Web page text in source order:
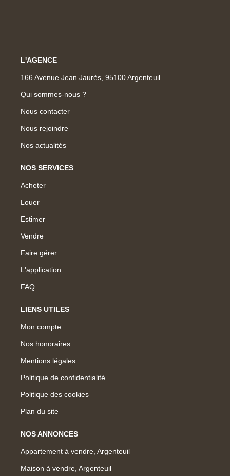
L'AGENCE
166 Avenue Jean Jaurès, 95100 Argenteuil
Qui sommes-nous ?
Nous contacter
Nous rejoindre
Nos actualités
NOS SERVICES
Acheter
Louer
Estimer
Vendre
Faire gérer
L'application
FAQ
LIENS UTILES
Mon compte
Nos honoraires
Mentions légales
Politique de confidentialité
Politique des cookies
Plan du site
NOS ANNONCES
Appartement à vendre, Argenteuil
Maison à vendre, Argenteuil